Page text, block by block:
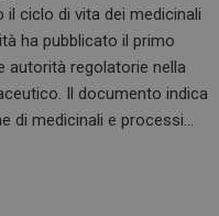
ciclo di vita dei medicinali
ha pubblicato il primo
autorità regolatorie nella
Il documento indica
di medicinali e processi…